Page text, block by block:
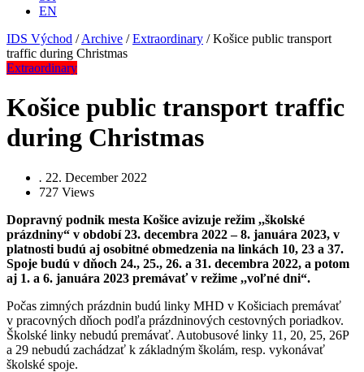
EN
IDS Východ /Archive /Extraordinary /Košice public transport
traffic during Christmas
Extraordinary
Košice public transport traffic
during Christmas
. 22. December 2022
727 Views
Dopravný podnik mesta Košice avizuje režim ,,školské
prázdniny“ v období 23. decembra 2022 – 8. januára 2023, v
platnosti budú aj osobitné obmedzenia na linkách 10, 23 a 37.
Spoje budú v dňoch 24., 25., 26. a 31. decembra 2022, a potom
aj 1. a 6. januára 2023 premávať v režime ,,voľné dni“.
Počas zimných prázdnin budú linky MHD v Košiciach premávať
v pracovných dňoch podľa prázdninových cestovných poriadkov.
Školské linky nebudú premávať. Autobusové linky 11, 20, 25, 26P
a 29 nebudú zachádzať k základným školám, resp. vykonávať
školské spoje.